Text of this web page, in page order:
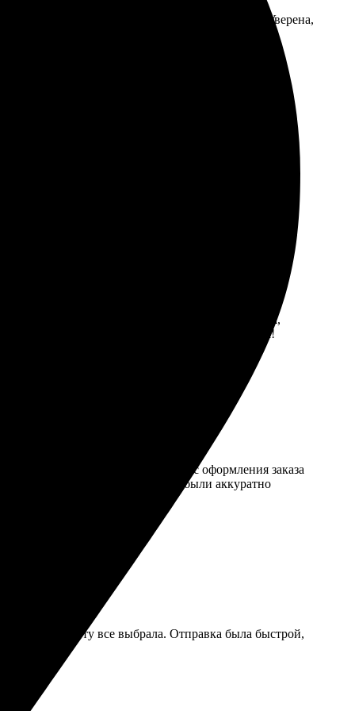
удобный, легко выбрать и оформить заказ. Уверена,
заказ. Все сделали быстро и с отличным
и удобным. Выбрала изображения, загрузила,
Теперь точно буду обращаться снова!
и была приятно удивлена. Процесс оформления заказа
получила свои снимки, они были аккуратно
за минуту все выбрала. Отправка была быстрой,
всем!